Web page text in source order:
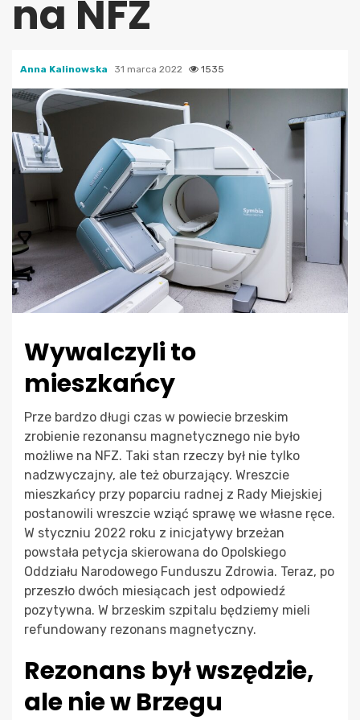
na NFZ
Anna Kalinowska 31 marca 2022 1535
Wywalczyli to
mieszkańcy
Prze bardzo długi czas w powiecie brzeskim
zrobienie rezonansu magnetycznego nie było
możliwe na NFZ. Taki stan rzeczy był nie tylko
nadzwyczajny, ale też oburzający. Wreszcie
mieszkańcy przy poparciu radnej z Rady Miejskiej
postanowili wreszcie wziąć sprawę we własne ręce.
W styczniu 2022 roku z inicjatywy brzeżan
powstała petycja skierowana do Opolskiego
Oddziału Narodowego Funduszu Zdrowia. Teraz, po
przeszło dwóch miesiącach jest odpowiedź
pozytywna. W brzeskim szpitalu będziemy mieli
refundowany rezonans magnetyczny.
Rezonans był wszędzie,
ale nie w Brzegu